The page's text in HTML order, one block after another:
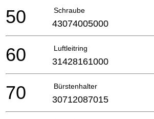
Schraube
50 43074005000
Luftleitring
60 31428161000
Bürstenhalter
70 30712087015